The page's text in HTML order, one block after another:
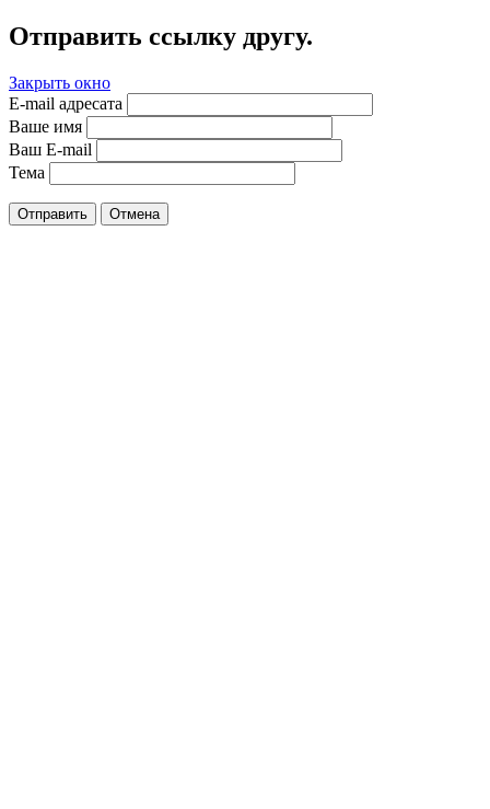
Отправить ссылку другу.
Закрыть окно
E-mail адресата
Ваше имя
Ваш E-mail
Тема
Отправить Отмена